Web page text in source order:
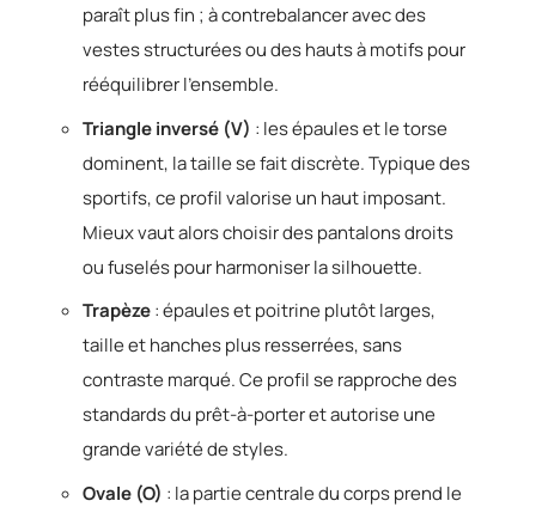
paraît plus fin ; à contrebalancer avec des
vestes structurées ou des hauts à motifs pour
rééquilibrer l’ensemble.
Triangle inversé (V) : les épaules et le torse
dominent, la taille se fait discrète. Typique des
sportifs, ce profil valorise un haut imposant.
Mieux vaut alors choisir des pantalons droits
ou fuselés pour harmoniser la silhouette.
Trapèze: épaules et poitrine plutôt larges,
taille et hanches plus resserrées, sans
contraste marqué. Ce profil se rapproche des
standards du prêt-à-porter et autorise une
grande variété de styles.
Ovale (O) : la partie centrale du corps prend le